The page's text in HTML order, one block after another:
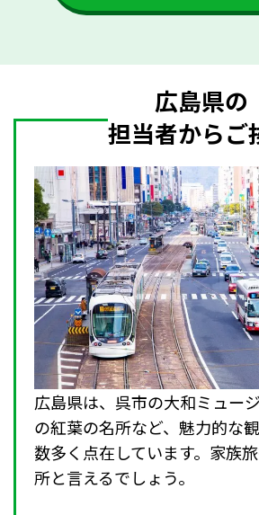
広島県の
担当者からご
広島県は、呉市の大和ミュー
の紅葉の名所など、魅力的な
数多く点在しています。家族
所と言えるでしょう。